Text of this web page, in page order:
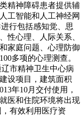
精神障碍患者提供辅
工智能和人工神经网
行包括感知觉、思
性心理、人际关系、
家庭问题、心理防御
多项的心理测查。
市精神卫生中心病
设项目，建筑面积
年10月交付使用，
医和住院环境将出现
有效利用医疗资